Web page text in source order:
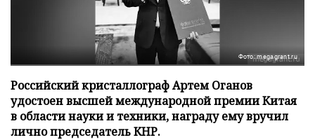
Фото: megagrant.ru
Российский кристаллограф Артем Оганов
удостоен высшей международной премии Китая
в области науки и техники, награду ему вручил
лично председатель КНР.